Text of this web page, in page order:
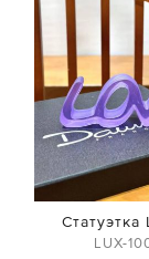
Статуэтка
LUX-